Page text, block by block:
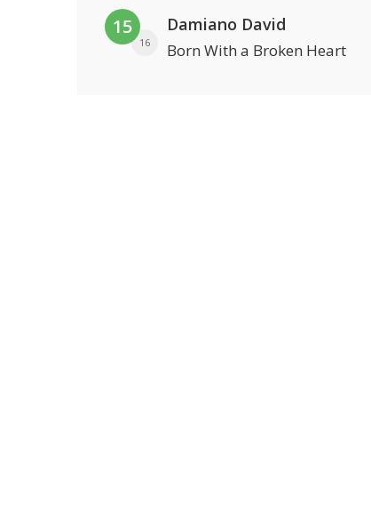
15
16
Damiano David
Born With a Broken Heart